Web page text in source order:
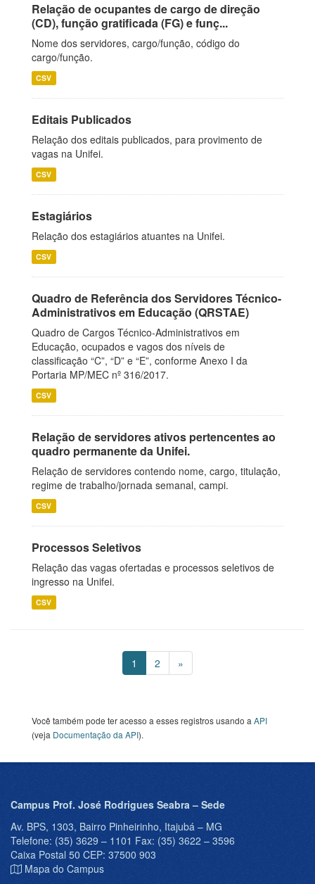
Relação de ocupantes de cargo de direção
(CD), função gratificada (FG) e funç...
Nome dos servidores, cargo/função, código do
cargo/função.
CSV
Editais Publicados
Relação dos editais publicados, para provimento de
vagas na Unifei.
CSV
Estagiários
Relação dos estagiários atuantes na Unifei.
CSV
Quadro de Referência dos Servidores Técnico-
Administrativos em Educação (QRSTAE)
Quadro de Cargos Técnico-Administrativos em
Educação, ocupados e vagos dos níveis de
classificação “C”, “D” e “E”, conforme Anexo I da
Portaria MP/MEC nº 316/2017.
CSV
Relação de servidores ativos pertencentes ao
quadro permanente da Unifei.
Relação de servidores contendo nome, cargo, titulação,
regime de trabalho/jornada semanal, campi.
CSV
Processos Seletivos
Relação das vagas ofertadas e processos seletivos de
ingresso na Unifei.
CSV
1 2 »
Você também pode ter acesso a esses registros usando a API
(veja Documentação da API).
Campus Prof. José Rodrigues Seabra – Sede
Av. BPS, 1303, Bairro Pinheirinho, Itajubá – MG
Telefone: (35) 3629 – 1101 Fax: (35) 3622 – 3596
Caixa Postal 50 CEP: 37500 903
Mapa do Campus